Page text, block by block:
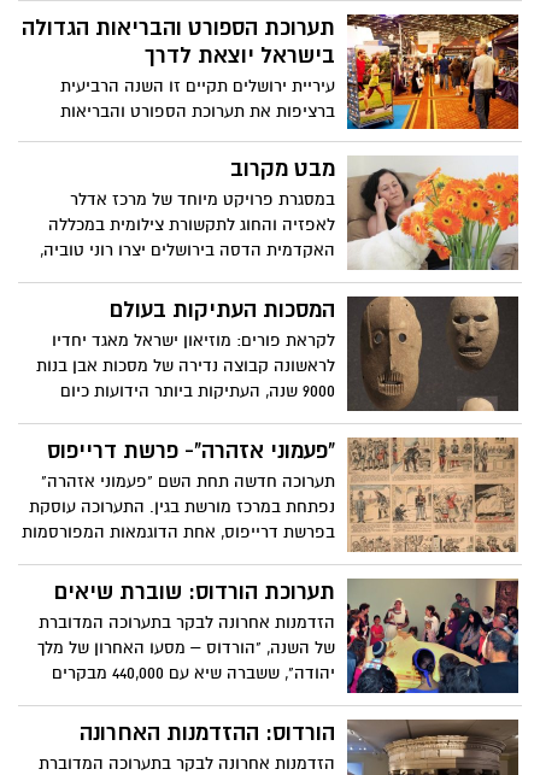
אמנות פרי יצירתם
תערוכת הספורט והבריאות הגדולה
בישראל יוצאת לדרך
עיריית ירושלים תקיים זו השנה הרביעית
ברציפות את תערוכת הספורט והבריאות
הגדולה בישראל לקראת מרתון ווינר ירושלים
האומה ירושלים באולמות תצוגה מפוארים
מבט מקרוב
במסגרת פרויקט מיוחד של מרכז אדלר
לאפזיה והחוג לתקשורת צילומית במכללה
האקדמית הדסה בירושלים יצרו רוני טוביה,
קלינאית תקשורת מצוות המרכז, סדנת צילום
שיוצרת אפשרות ליצירת תקשורת לא מילולית
באמצעות צילום וכלים נוספים
המסכות העתיקות בעולם
לקראת פורים: מוזיאון ישראל מאגד יחדיו
לראשונה קבוצה נדירה של מסכות אבן בנות
9000 שנה, העתיקות ביותר הידועות כיום
שתיפתח החודש
"פעמוני אזהרה"- פרשת דרייפוס
תערוכה חדשה תחת השם "פעמוני אזהרה"
נפתחת במרכז מורשת בגין. התערוכה עוסקת
בפרשת דרייפוס, אחת הדוגמאות המפורסמות
את דעת הקהל הצרפתית ויצרה המולה
אנטישמית בערים מרכזיות בצרפת
תערוכת הורדוס: שוברת שיאים
הזדמנות אחרונה לבקר בתערוכה המדוברת
של השנה, "הורדוס – מסעו האחרון של מלך
יהודה", ששברה שיא עם 440,000 מבקרים
הורדוס: ההזדמנות האחרונה
הזדמנות אחרונה לבקר בתערוכה המדוברת